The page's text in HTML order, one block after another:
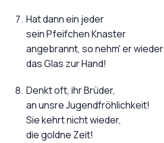
Hat dann ein jeder
sein Pfeifchen Knaster
angebrannt, so nehm' er wieder
das Glas zur Hand!
Denkt oft, ihr Brüder,
an unsre Jugendfröhlichkeit!
Sie kehrt nicht wieder,
die goldne Zeit!